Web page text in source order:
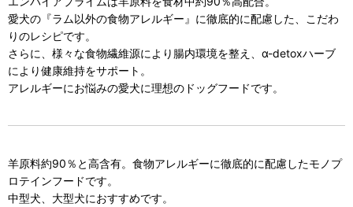
愛犬の『ラム以外の食物アレルギー』に徹底的に配慮した、こだわ
りのレシピです。
さらに、様々な食物繊維源により腸内環境を整え、α-detoxハーブ
により健康維持をサポート。
アレルギーにお悩みの愛犬に理想のドッグフードです。
羊原料約90％と高含有。食物アレルギーに徹底的に配慮したモノプ
ロテインフードです。
中型犬、大型犬におすすめです。